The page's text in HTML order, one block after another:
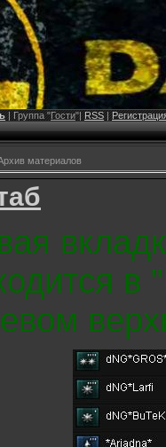
| Группа "Гости"| RSS|
материалов
в